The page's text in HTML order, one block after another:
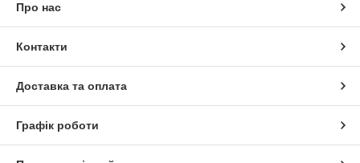
Про нас
Контакти
Доставка та оплата
Графік роботи